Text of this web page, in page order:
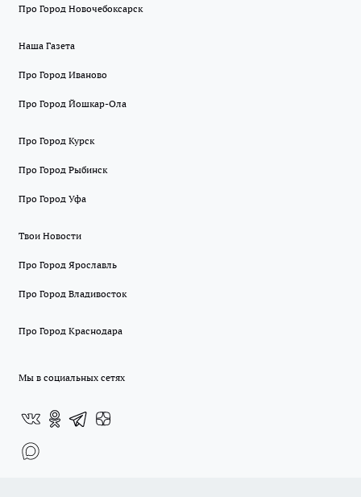
Про Город Новочебоксарск
Наша Газета
Про Город Иваново
Про Город Йошкар-Ола
Про Город Курск
Про Город Рыбинск
Про Город Уфа
Твои Новости
Про Город Ярославль
Про Город Владивосток
Про Город Краснодара
Мы в социальных сетях